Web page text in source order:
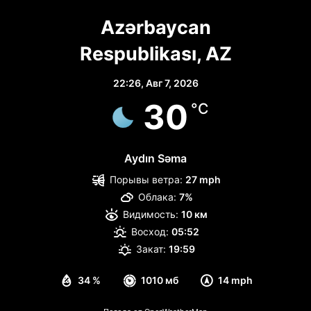
Azərbaycan
Respublikası, AZ
22:26, Авг 7, 2026
30 °C
Aydın Səma
34 % 1010 мб 14 mph
Порывы ветра: 27 mph
Облака: 7%
Видимость: 10 км
Восход: 05:52
Закат: 19:59